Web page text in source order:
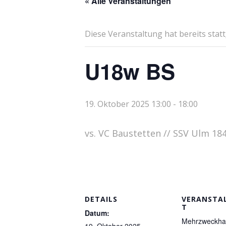
Diese Veranstaltung hat bereits
U18w BS
19. Oktober 2025 13:00 - 18:00
vs. VC Baustetten // SSV Ulm
DETAILS
Datum:
T